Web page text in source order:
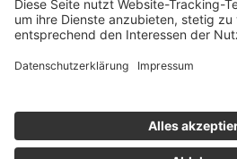
AGB
Impressum